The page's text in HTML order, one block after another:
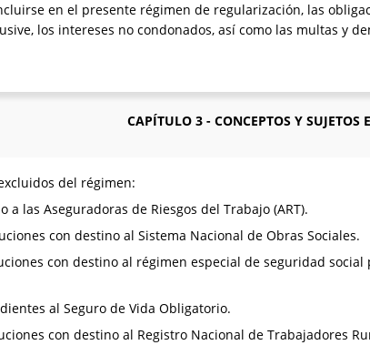
en el presente régimen de regularización, las
los intereses no condonados, así como las multas y
CAPÍTULO 3 - CONCEPTOS Y SUJETOS
del régimen:
a las Aseguradoras de Riesgos del Trabajo (ART).
con destino al Sistema Nacional de Obras Sociales.
con destino al régimen especial de seguridad
al Seguro de Vida Obligatorio.
con destino al Registro Nacional de Trabajadores